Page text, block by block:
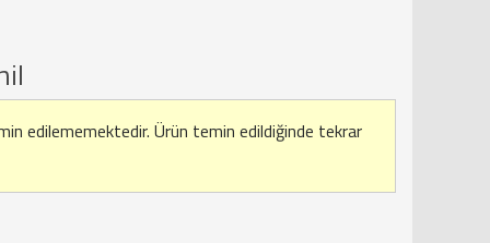
edilememektedir. Ürün temin edildiğinde tekrar